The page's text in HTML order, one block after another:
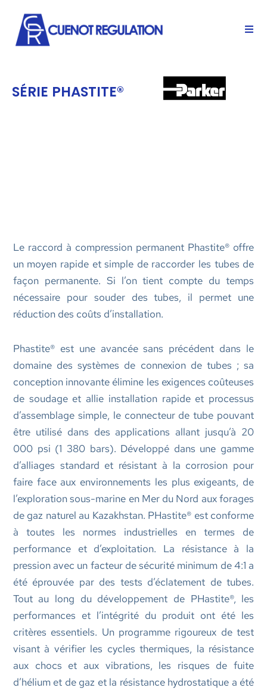
SÉRIE PHASTITE®
Le raccord à compression permanent Phastite® offre
un moyen rapide et simple de raccorder les tubes de
façon permanente. Si l’on tient compte du temps
nécessaire pour souder des tubes, il permet une
réduction des coûts d’installation.
Phastite® est une avancée sans précédent dans le
domaine des systèmes de connexion de tubes ; sa
conception innovante élimine les exigences coûteuses
de soudage et allie installation rapide et processus
d’assemblage simple, le connecteur de tube pouvant
être utilisé dans des applications allant jusqu’à 20
000 psi (1 380 bars). Développé dans une gamme
d’alliages standard et résistant à la corrosion pour
faire face aux environnements les plus exigeants, de
l’exploration sous-marine en Mer du Nord aux forages
de gaz naturel au Kazakhstan. PHastite® est conforme
à toutes les normes industrielles en termes de
performance et d’exploitation. La résistance à la
pression avec un facteur de sécurité minimum de 4:1 a
été éprouvée par des tests d’éclatement de tubes.
Tout au long du développement de PHastite®, les
performances et l’intégrité du produit ont été les
critères essentiels. Un programme rigoureux de test
visant à vérifier les cycles thermiques, la résistance
aux chocs et aux vibrations, les risques de fuite
d’hélium et de gaz et la résistance hydrostatique a été